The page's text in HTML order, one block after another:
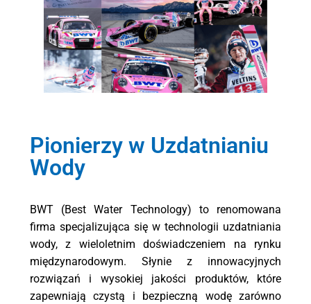
Pionierzy w Uzdatnianiu
Wody
BWT (Best Water Technology) to renomowana
firma specjalizująca się w technologii uzdatniania
wody, z wieloletnim doświadczeniem na rynku
międzynarodowym. Słynie z innowacyjnych
rozwiązań i wysokiej jakości produktów, które
zapewniają czystą i bezpieczną wodę zarówno